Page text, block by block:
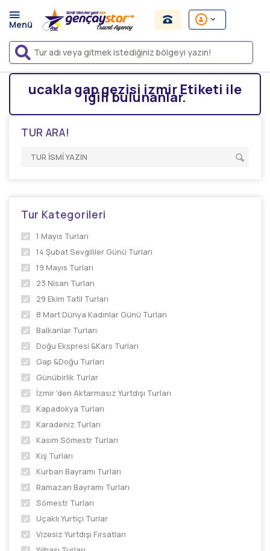
ucakla gap gezisi izmir Etiketi ile
igili bulunanlar.
TUR ARA!
Tur Kategorileri
1 Mayıs Turları
14 Şubat Sevgililer Günü Turları
19 Mayıs Turları
23 Nisan Turları
29 Ekim Tatil Turları
8 Mart Dünya Kadınlar Günü Turları
Balkanlar Turları
Doğu Ekspresi &Kars Turları
Gap &Doğu Turları
Günübirlik Turlar
İzmir 'den Aktarmasız Yurtdışı Turları
Kapadokya Turları
Karadeniz Turları
Kasım Sömestr Turları
Kış Turları
Kurban Bayramı Turları
Ramazan Bayramı Turları
Sömestr Turları
Uçaklı Yurtiçi Turlar
Vizesiz Yurtdışı Fırsatları